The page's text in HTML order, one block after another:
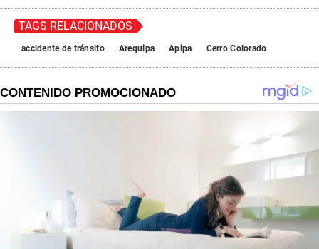
TAGS RELACIONADOS
accidente de tránsito Arequipa Apipa Cerro Colorado